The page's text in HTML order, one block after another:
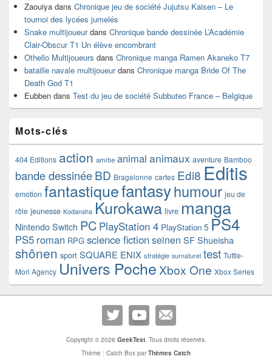
Zaouiya dans Chronique jeu de société Jujutsu Kaisen – Le
tournoi des lycées jumelés
Snake multijoueurdans Chronique bande dessinée L’Académie
Clair-Obscur T1 Un élève encombrant
Othello Multijoueurs dans Chronique manga Ramen Akaneko T7
bataille navale multijoueurdans Chronique manga Bride Of The
Death God T1
Eubben dans Test du jeu de société Subbuteo France – Belgique
Mots-clés
404 Editions action amitie animal animaux aventure Bamboo
bande dessinéeBD Bragelonne cartes Edi8 Editis
emotion fantastiquefantasyhumour jeu de
rôle jeunesse Kodansha Kurokawa livre manga
Nintendo Switch PC PlayStation 4 PlayStation 5 PS4
PS5 roman RPG science fictionseinen SF Shueisha
shônen sport SQUARE ENIX stratégie surnaturel test Tuttle-
Mori Agency Univers Poche Xbox One Xbox Series
Copyright © 2026 GeekTest. Tous droits réservés.
Thème : Catch Box parThèmes Catch